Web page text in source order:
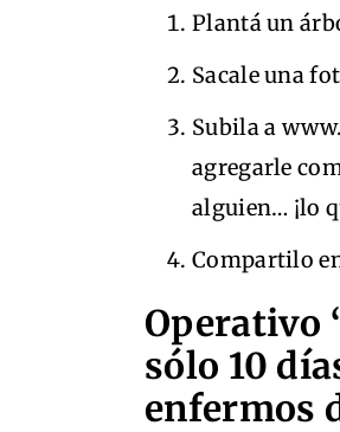
Plantá un
Sacale una
Subila a
agregarle
alguien… ¡lo
Compartilo
Operativo
sólo 10
enfermos